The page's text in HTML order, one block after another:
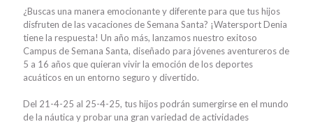
¿Buscas una manera emocionante y diferente para que tus hijos
disfruten de las vacaciones de Semana Santa? ¡Watersport Denia
tiene la respuesta! Un año más, lanzamos nuestro exitoso
Campus de Semana Santa, diseñado para jóvenes aventureros de
5 a 16 años que quieran vivir la emoción de los deportes
acuáticos en un entorno seguro y divertido.
Del 21-4-25 al 25-4-25, tus hijos podrán sumergirse en el mundo
de la náutica y probar una gran variedad de actividades